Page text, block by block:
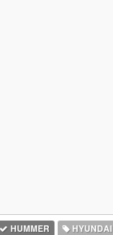
HUMMER HYUNDAI